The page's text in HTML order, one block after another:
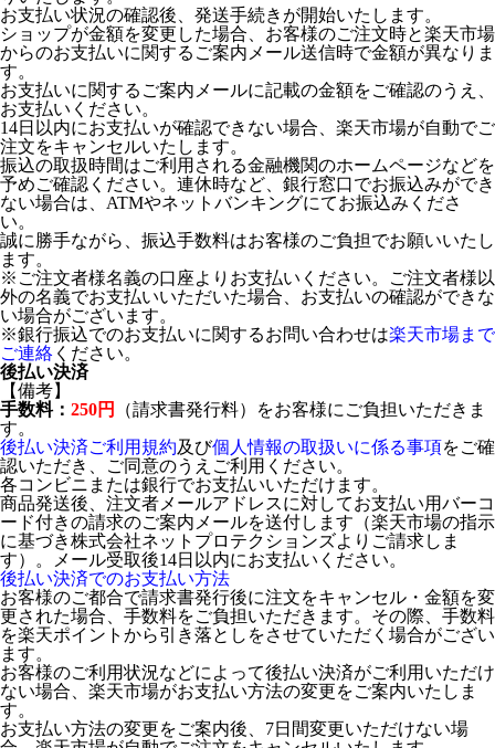
お支払い状況の確認後、発送手続きが開始いたします。
ショップが金額を変更した場合、お客様のご注文時と楽天市場
からのお支払いに関するご案内メール送信時で金額が異なりま
す。
お支払いに関するご案内メールに記載の金額をご確認のうえ、
お支払いください。
14日以内にお支払いが確認できない場合、楽天市場が自動でご
注文をキャンセルいたします。
振込の取扱時間はご利用される金融機関のホームページなどを
予めご確認ください。連休時など、銀行窓口でお振込みができ
ない場合は、ATMやネットバンキングにてお振込みくださ
い。
誠に勝手ながら、振込手数料はお客様のご負担でお願いいたし
ます。
※ご注文者様名義の口座よりお支払いください。ご注文者様以
外の名義でお支払いいただいた場合、お支払いの確認ができな
い場合がございます。
※銀行振込でのお支払いに関するお問い合わせは楽天市場まで
ご連絡 ください。
後払い決済
【備考】
手数料： 250円
（請求書発行料）をお客様にご負担いただきま
す。
後払い決済ご利用規約及び個人情報の取扱いに係る事項をご確
認いただき、ご同意のうえご利用ください。
各コンビニまたは銀行でお支払いいただけます。
商品発送後、注文者メールアドレスに対してお支払い用バーコ
ード付きの請求のご案内メールを送付します（楽天市場の指示
に基づき株式会社ネットプロテクションズよりご請求しま
す）。メール受取後14日以内にお支払いください。
後払い決済でのお支払い方法
お客様のご都合で請求書発行後に注文をキャンセル・金額を変
更された場合、手数料をご負担いただきます。その際、手数料
を楽天ポイントから引き落としをさせていただく場合がござい
ます。
お客様のご利用状況などによって後払い決済がご利用いただけ
ない場合、楽天市場がお支払い方法の変更をご案内いたしま
す。
お支払い方法の変更をご案内後、7日間変更いただけない場